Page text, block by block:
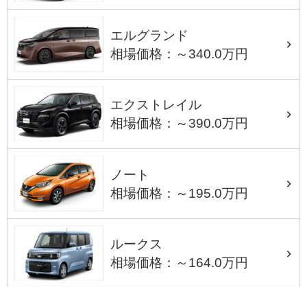
エルグランド
相場価格：～340.0万円
エクストレイル
相場価格：～390.0万円
ノート
相場価格：～195.0万円
ルークス
相場価格：～164.0万円